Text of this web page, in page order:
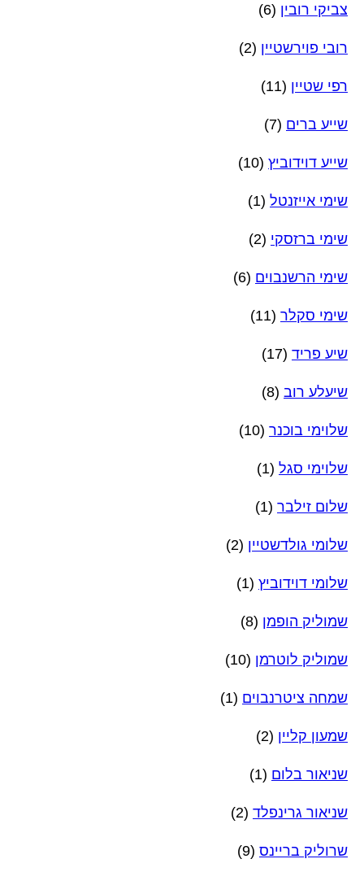
צביקי רובין (6)
רובי פוירשטיין (2)
רפי שטיין (11)
שייע ברים (7)
שייע דוידוביץ (10)
שימי אייזנטל (1)
שימי ברזסקי (2)
שימי הרשנבוים (6)
שימי סקלר (11)
שיע פריד (17)
שיעלע רוב (8)
שלוימי בוכנר (10)
שלוימי סגל (1)
שלום זילבר (1)
שלומי גולדשטיין (2)
שלומי דוידוביץ (1)
שמוליק הופמן (8)
שמוליק לוטרמן (10)
שמחה ציטרנבוים (1)
שמעון קליין (2)
שניאור בלום (1)
שניאור גרינפלד (2)
שרוליק בריינס (9)